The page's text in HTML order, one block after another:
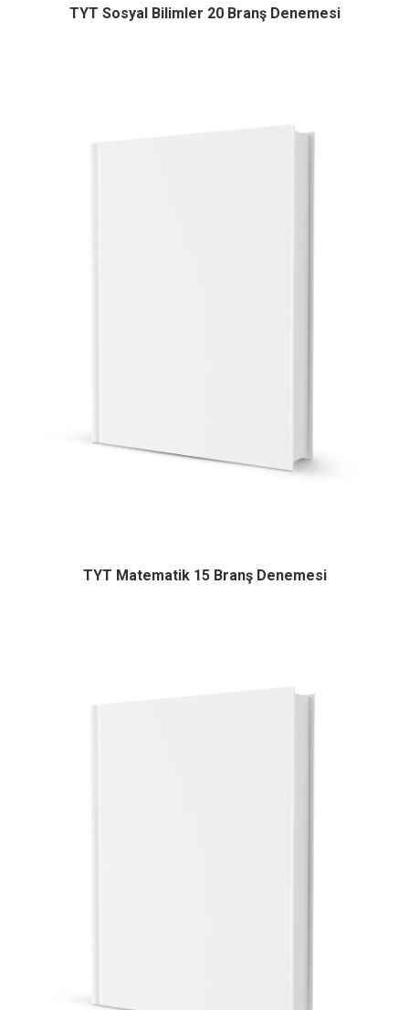
TYT Sosyal Bilimler 20 Branş Denemesi
TYT Matematik 15 Branş Denemesi